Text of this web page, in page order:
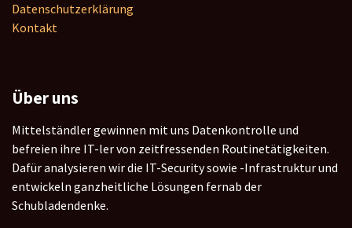
Datenschutzerklärung
Kontakt
Über uns
Mittelständler gewinnen mit uns Datenkontrolle und
befreien ihre IT-ler von zeitfressenden Routinetätigkeiten.
Dafür analysieren wir die IT-Security sowie -Infrastruktur und
entwickeln ganzheitliche Lösungen fernab der
Schubladendenke.